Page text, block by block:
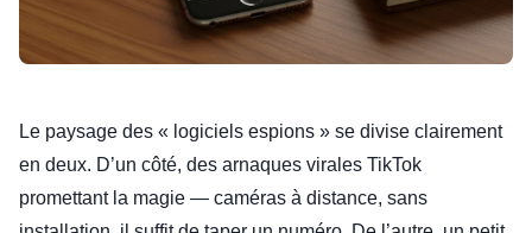
Le paysage des « logiciels espions » se divise clairement
en deux. D’un côté, des arnaques virales TikTok
promettant la magie — caméras à distance, sans